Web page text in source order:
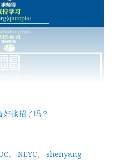
接招了吗？
、 NEYC、 shenyang